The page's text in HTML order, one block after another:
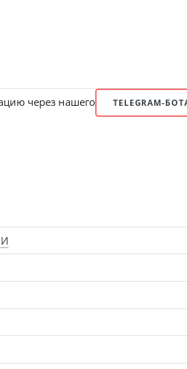
через нашего TELEGRAM-